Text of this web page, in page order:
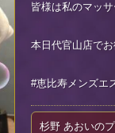
皆様は私のマッ
本日代官山店で
#恵比寿メンズエ
杉野 あおいの